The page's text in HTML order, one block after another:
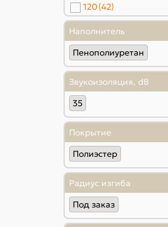
120(42)
150(42)
200(42)
Наполнитель
Пенополиуретан
Звукоизоляция, dB
35
Покрытие
Полиэстер
Радиус изгиба
Под заказ